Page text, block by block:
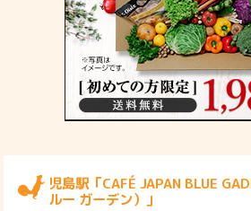
児島駅「CAFÉ JAPAN BLUE
ルー ガーデン）」